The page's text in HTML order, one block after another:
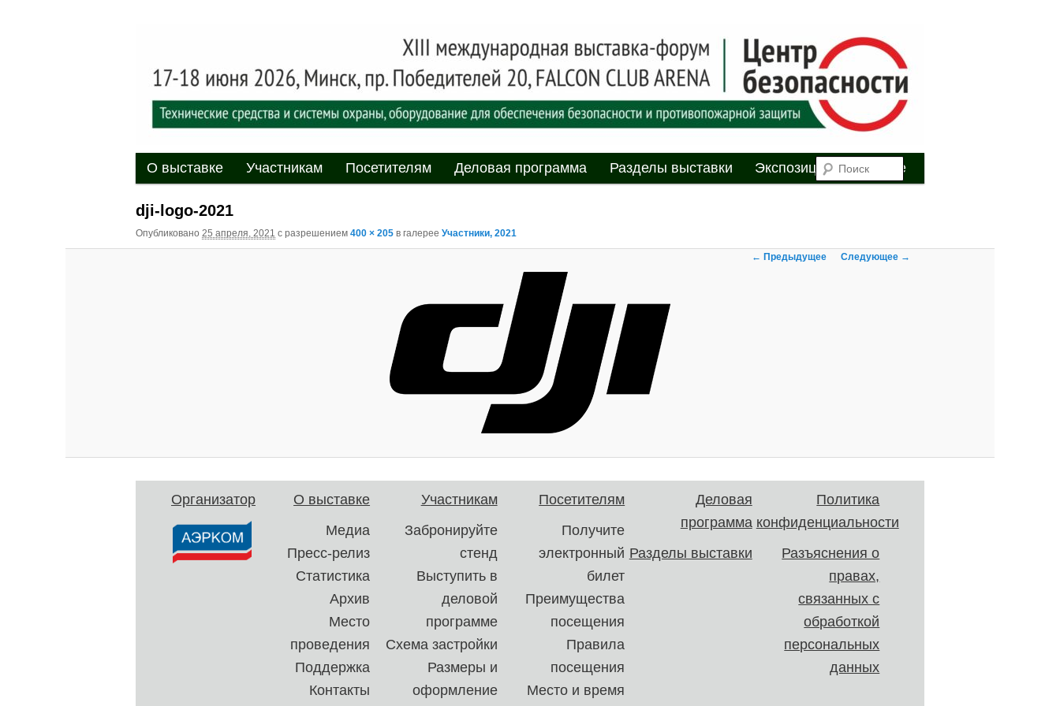
XII международная выставка-форум
«Центр безопасности»
обеспечения безопасности и противопожарной защиты. 4-5 июня 2025, Минск, пр. Победителей,
Поиск
Главное меню
Перейти к основному содержимому
Перейти к дополнительному содержимому
О выставке Участникам Посетителям Деловая программа Разделы выставки Экспозиция Youtube
Навигация по
изображениям
← Предыдущее Следующее →
dji-logo-2021
Опубликовано 25 апреля, 2021 с разрешением 400 × 205 в галерее Участники, 2021
Организатор
О выставке
Медиа
Пресс-релиз
Статистика
Архив
Место
проведения
Поддержка
Контакты
Участникам
Забронируйте
стенд
Выступить в
деловой
программе
Схема застройки
Размеры и
оформление
Посетителям
Получите
электронный
билет
Преимущества
посещения
Правила
посещения
Место и время
Деловая
программа
Разделы выставки
Политика
конфиденциальности
Разъяснения о
правах,
связанных с
обработкой
персональных
данных